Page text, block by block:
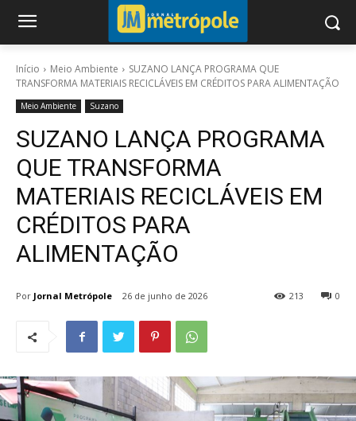
Início Meio Ambiente
SUZANO LANÇA PROGRAMA QUE
TRANSFORMA MATERIAIS RECICLÁVEIS EM CRÉDITOS PARA ALIMENTAÇÃO
Meio Ambiente Suzano
SUZANO LANÇA PROGRAMA
QUE TRANSFORMA
MATERIAIS RECICLÁVEIS EM
CRÉDITOS PARA
ALIMENTAÇÃO
Por Jornal Metrópole 26 de junho de 2026 0
213